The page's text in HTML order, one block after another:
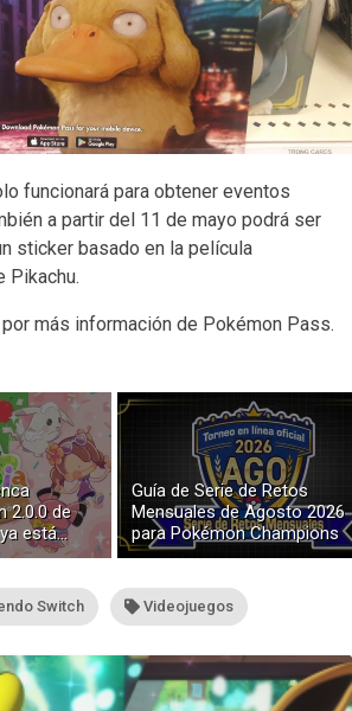
funcionará para obtener eventos
a partir del 11 de mayo podrá ser
sticker basado en la película
Pikachu.
más información de Pokémon Pass.
2.0.0 de
está
y
Guía de Serie de Retos
Mensuales de Agosto 2026
para Pokémon Champions
Switch Videojuegos